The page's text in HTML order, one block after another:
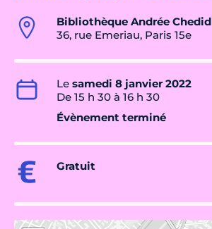
Bibliothèque Andrée Chedid
36, rue Emeriau, Paris 15e
Le samedi 8 janvier 2022
De 15 h 30 à 16 h 30
Évènement terminé
Gratuit